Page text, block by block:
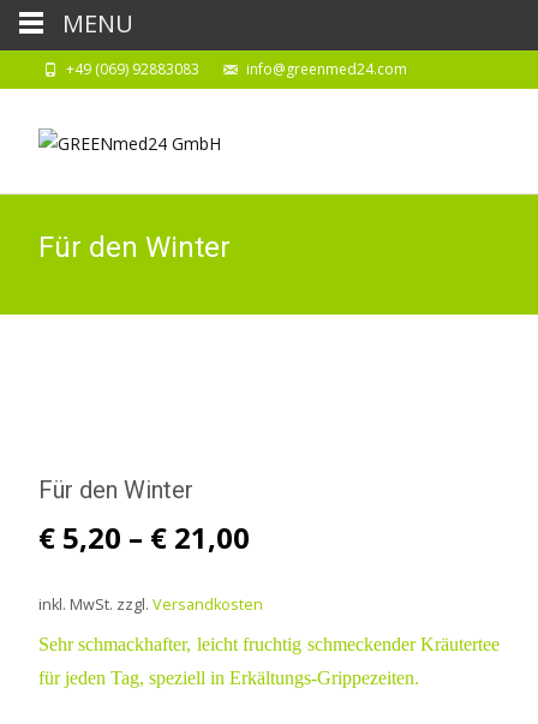
+49 (069) 92883083 info@greenmed24.com
Für den Winter
Für den Winter
€ 5,20 – € 21,00
inkl. MwSt. zzgl. Versandkosten
Sehr schmackhafter, leicht fruchtig schmeckender Kräutertee
für jeden Tag, speziell in Erkältungs-Grippezeiten.
MENU